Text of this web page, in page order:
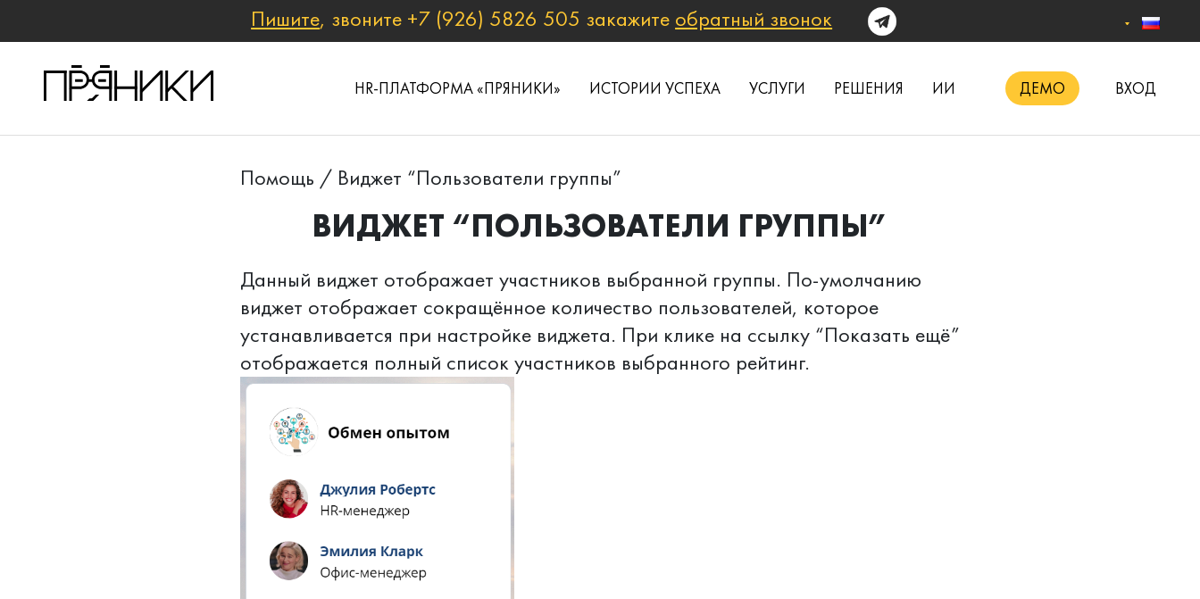
Пишите, звоните +7 (926) 5826 505 закажите обратный звонок
HR-ПЛАТФОРМА «ПРЯНИКИ» ИСТОРИИ УСПЕХА УСЛУГИ РЕШЕНИЯ ИИ ДЕМО ВХОД
Помощь / Виджет “Пользователи группы”
ВИДЖЕТ “ПОЛЬЗОВАТЕЛИ ГРУППЫ”
Данный виджет отображает участников выбранной группы. По-умолчанию
виджет отображает сокращённое количество пользователей, которое
устанавливается при настройке виджета. При клике на ссылку “Показать ещё”
отображается полный список участников выбранного рейтинг.